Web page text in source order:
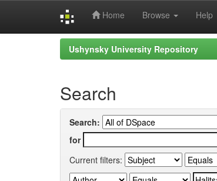
Home Browse Help
Ushynsky University Repository
Search
Search:
for
Current filters: